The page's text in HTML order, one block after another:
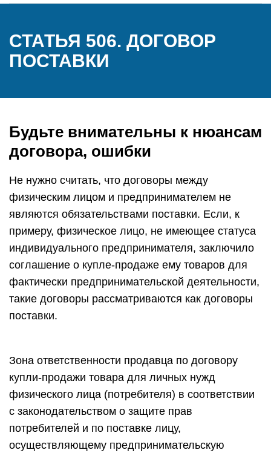
СТАТЬЯ 506. ДОГОВОР
ПОСТАВКИ
Будьте внимательны к нюансам
договора, ошибки
Не нужно считать, что договоры между
физическим лицом и предпринимателем не
являются обязательствами поставки. Если, к
примеру, физическое лицо, не имеющее статуса
индивидуального предпринимателя, заключило
соглашение о купле-продаже ему товаров для
фактически предпринимательской деятельности,
такие договоры рассматриваются как договоры
поставки.
Зона ответственности продавца по договору
купли-продажи товара для личных нужд
физического лица (потребителя) в соответствии
с законодательством о защите прав
потребителей и по поставке лицу,
осуществляющему предпринимательскую